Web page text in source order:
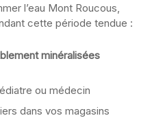
l’eau Mont Roucous,
cette période tendue :
minéralisées
ou médecin
dans vos magasins